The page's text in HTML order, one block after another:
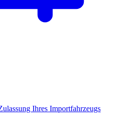
Ihres Importfahrzeugs